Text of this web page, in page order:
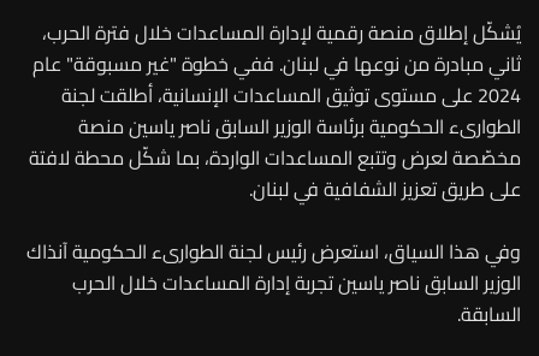
يُشكّل إطلاق منصة رقمية لإدارة المساعدات خلال فترة الحرب،
ثاني مبادرة من نوعها في لبنان. ففي خطوة "غير مسبوقة" عام
2024 على مستوى توثيق المساعدات الإنسانية، أطلقت لجنة
الطوارىء الحكومية برئاسة الوزير السابق ناصر ياسين منصة
مخصّصة لعرض وتتبع المساعدات الواردة، بما شكّل محطة لافتة
على طريق تعزيز الشفافية في لبنان.
وفي هذا السياق، استعرض رئيس لجنة الطوارىء الحكومية آنذاك
الوزير السابق ناصر ياسين تجربة إدارة المساعدات خلال الحرب
السابقة.